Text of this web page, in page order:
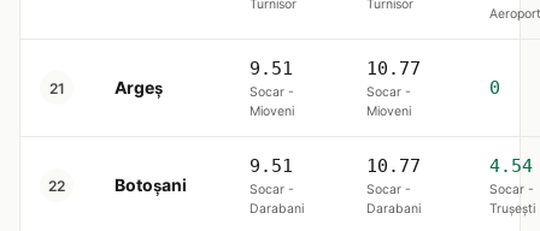
Turnisor Turnisor
Aeroport
21 Argeș
9.51
Socar -
Mioveni
10.77
Socar -
Mioveni
0
22 Botoșani
9.51
Socar -
Darabani
10.77
Socar -
Darabani
4.54
Socar -
Trușești